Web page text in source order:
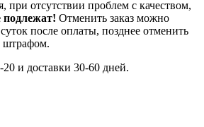
при отсутствии проблем с качеством,
подлежат! Отменить заказ можно
после оплаты, позднее отменить
штрафом.
и доставки 30-60 дней.